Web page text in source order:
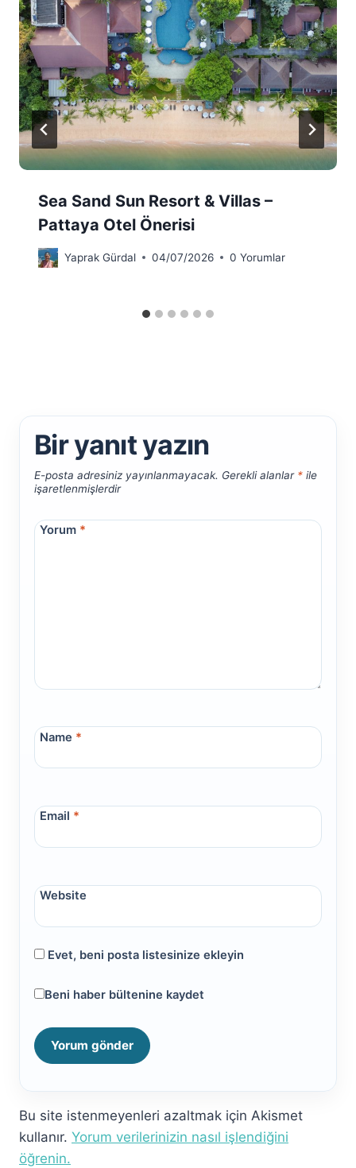
Sea Sand Sun Resort & Villas –
Pattaya Otel Önerisi
Yaprak Gürdal 04/07/2026 0 Yorumlar
Bir yanıt yazın
E-posta adresiniz yayınlanmayacak. Gerekli alanlar * ile
işaretlenmişlerdir
Yorum *
Name *
Email *
Website
Evet, beni posta listesinize ekleyin
Beni haber bültenine kaydet
Bu site istenmeyenleri azaltmak için Akismet
kullanır. Yorum verilerinizin nasıl işlendiğini
öğrenin.